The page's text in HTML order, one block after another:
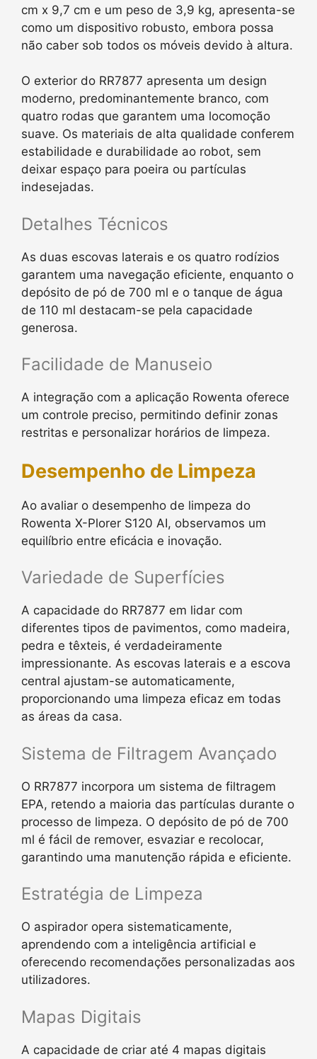
cm x 9,7 cm e um peso de 3,9 kg, apresenta-se
como um dispositivo robusto, embora possa
não caber sob todos os móveis devido à altura.
O exterior do RR7877 apresenta um design
moderno, predominantemente branco, com
quatro rodas que garantem uma locomoção
suave. Os materiais de alta qualidade conferem
estabilidade e durabilidade ao robot, sem
deixar espaço para poeira ou partículas
indesejadas.
Detalhes Técnicos
As duas escovas laterais e os quatro rodízios
garantem uma navegação eficiente, enquanto o
depósito de pó de 700 ml e o tanque de água
de 110 ml destacam-se pela capacidade
generosa.
Facilidade de Manuseio
A integração com a aplicação Rowenta oferece
um controle preciso, permitindo definir zonas
restritas e personalizar horários de limpeza.
Desempenho de Limpeza
Ao avaliar o desempenho de limpeza do
Rowenta X-Plorer S120 AI, observamos um
equilíbrio entre eficácia e inovação.
Variedade de Superfícies
A capacidade do RR7877 em lidar com
diferentes tipos de pavimentos, como madeira,
pedra e têxteis, é verdadeiramente
impressionante. As escovas laterais e a escova
central ajustam-se automaticamente,
proporcionando uma limpeza eficaz em todas
as áreas da casa.
Sistema de Filtragem Avançado
O RR7877 incorpora um sistema de filtragem
EPA, retendo a maioria das partículas durante o
processo de limpeza. O depósito de pó de 700
ml é fácil de remover, esvaziar e recolocar,
garantindo uma manutenção rápida e eficiente.
Estratégia de Limpeza
O aspirador opera sistematicamente,
aprendendo com a inteligência artificial e
oferecendo recomendações personalizadas aos
utilizadores.
Mapas Digitais
A capacidade de criar até 4 mapas digitais